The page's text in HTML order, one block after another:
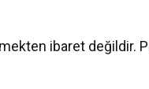
ibaret değildir.